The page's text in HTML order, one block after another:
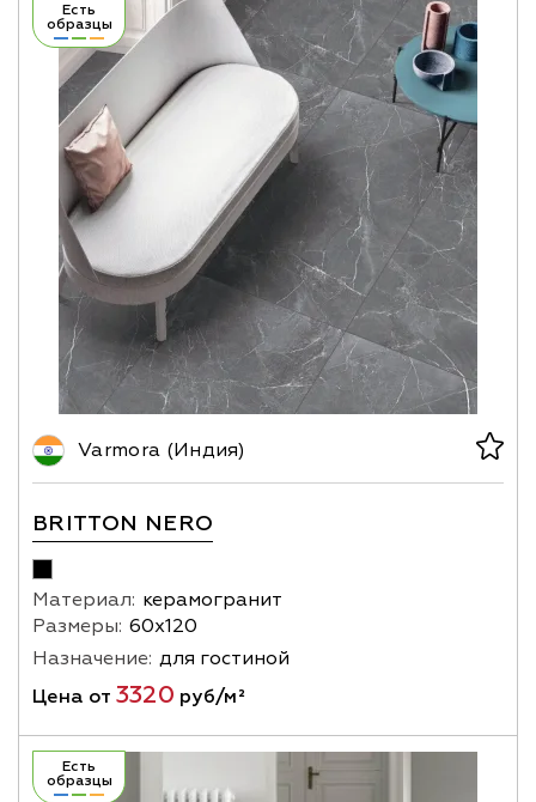
Есть
образцы
Varmora (Индия)
BRITTON NERO
Материал: керамогранит
Размеры: 60х120
Назначение: для гостиной
Цена от 3320 руб/м²
Есть
образцы